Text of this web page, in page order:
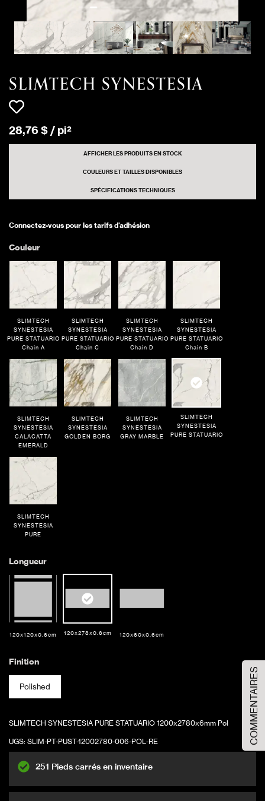
SLIMTECH SYNESTESIA
28,76$/ pi²
AFFICHER LES PRODUITS EN STOCK
COULEURS ET TAILLES DISPONIBLES
SPÉCIFICATIONS TECHNIQUES
Connectez-vous pour les tarifs d'adhésion
Couleur
SLIMTECH
SYNESTESIA
PURE STATUARIO
Chain A
SLIMTECH
SYNESTESIA
PURE STATUARIO
Chain C
SLIMTECH
SYNESTESIA
PURE STATUARIO
Chain D
SLIMTECH
SYNESTESIA
PURE STATUARIO
Chain B
SLIMTECH
SYNESTESIA
CALACATTA
EMERALD
SLIMTECH
SYNESTESIA
GOLDEN BORG
SLIMTECH
SYNESTESIA
GRAY MARBLE
SLIMTECH
SYNESTESIA
PURE STATUARIO
SLIMTECH
SYNESTESIA
PURE
Longueur
120x120x0.6cm 120x278x0.6cm 120x60x0.6cm
Finition
Polished
SLIMTECH SYNESTESIA PURE STATUARIO 1200x2780x6mm Pol
UGS: SLIM-PT-PUST-12002780-006-POL-RE
251 Pieds carrés en inventaire
COMMENTAIRES
SYNESTESIA
CALACATTA
EMERALD
Smooth
124 pi²
SLIMTECH
SYNESTESIA
Smooth
SLIMTECH
SYNESTESIA
CALACATTA
72 pi²
SLIMTECH
SYNESTESIA GRAY
Smooth
93 pi²
SLIMTECH
SYNESTESIA PURE
STATUARIO
468 pi²
SLIMTECH
SYNESTESIA PURE
STATUARIO
Smooth
251 pi²
SLIMTECH
SYNESTESIA PURE
STATUARIO
Polished
Veuillez sélectionner l'option d'échantillon
AJOUTER AU PANIER